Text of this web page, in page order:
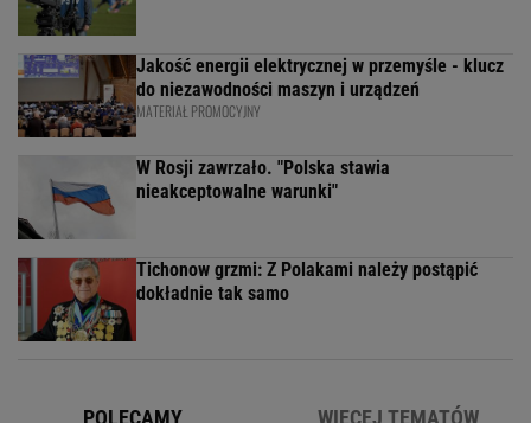
Jakość energii elektrycznej w przemyśle - klucz
do niezawodności maszyn i urządzeń
MATERIAŁ PROMOCYJNY
W Rosji zawrzało. "Polska stawia
nieakceptowalne warunki"
Tichonow grzmi: Z Polakami należy postąpić
dokładnie tak samo
POLECAMY WIĘCEJ TEMATÓW